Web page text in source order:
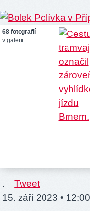
68 fotografií
v galerii
.
Tweet
15. září 2023 • 12:00